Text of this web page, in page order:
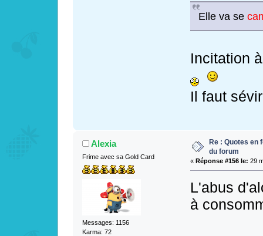
Elle va se
Incitation
Il faut
Alexia
Frime avec sa Gold Card
Messages: 1156
Karma: 72
Re : Quotes en
du forum
« Réponse #156 le: 29
L'abus
à